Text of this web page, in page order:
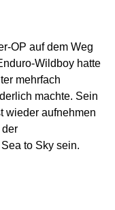
OP auf dem Weg
Wildboy hatte
mehrfach
machte. Sein
wieder aufnehmen
der
to Sky sein.